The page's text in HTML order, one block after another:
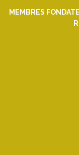
MEMBRES